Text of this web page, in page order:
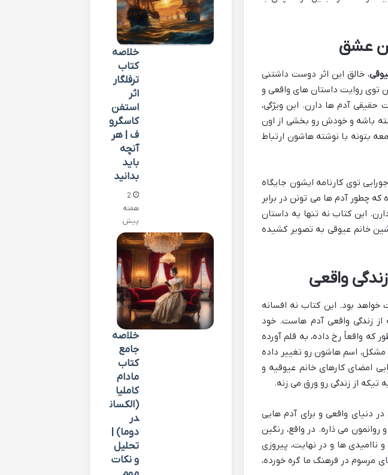
عشق
، خالق این اثر دوست داشتنی
توی روایت داستان های واقعی و
حقیقی آدم ها دارن. این ویژگی،
باشه و خودش رو بخشی از اون
بتونه با نوشته هاشون ارتباط
توی کارنامه ایشون جایگاه
چطور آدم ها می تونن در برابر
این کتاب نه تنها یه داستان
خانم عیوقی به تصویر کشیده
واقعی
بود. این کتاب نه افسانه
از زندگی واقعی آدم هاست. خود
واقعاً رخ داده، به قلم آورده
اسم هاشون رو تغییر داده
امضای کارهای خانم عیوقیه و
از زندگی رو ورق می زنه.
دنیای واقعی و برای آدم هایی
می ذاره. در واقع، رنگین
ها و در نهایت، پیروزی
مرسوم در فرهنگ ما گره خورده،
خلاصه
کتاب
ترفلگار
اثر
استفن
کاسگرو
ف | هر
آنچه
باید
بدانید
2
هفته
پیش
خلاصه
جامع
کتاب
مادام
کاملیا
(الکسان
در
دوما) |
تحلیل
و نکات